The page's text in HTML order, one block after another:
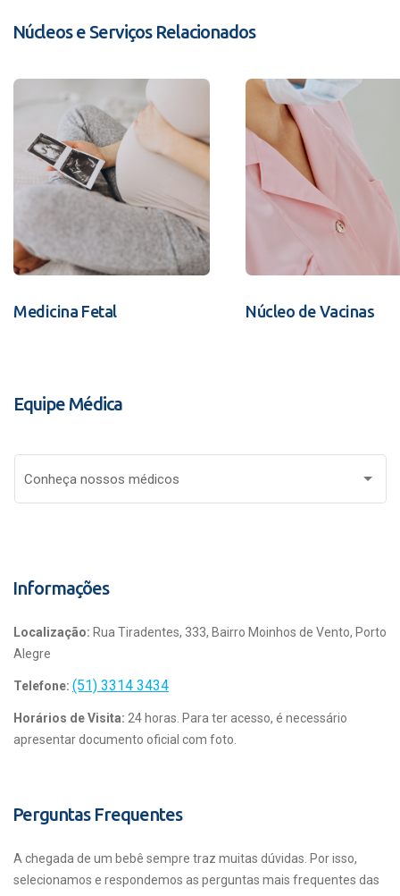
Núcleos e Serviços Relacionados
Medicina Fetal Núcleo de Vacinas
Equipe Médica
Conheça nossos médicos
Informações
Localização: Rua Tiradentes, 333, Bairro Moinhos de Vento, Porto
Alegre
Telefone: (51) 3314 3434
Horários de Visita: 24 horas. Para ter acesso, é necessário
apresentar documento oficial com foto.
Perguntas Frequentes
A chegada de um bebê sempre traz muitas dúvidas. Por isso,
selecionamos e respondemos as perguntas mais frequentes das